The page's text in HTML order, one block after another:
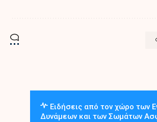
Ειδήσεις από τον χώρο των
Δυνάμεων και των Σωμάτων